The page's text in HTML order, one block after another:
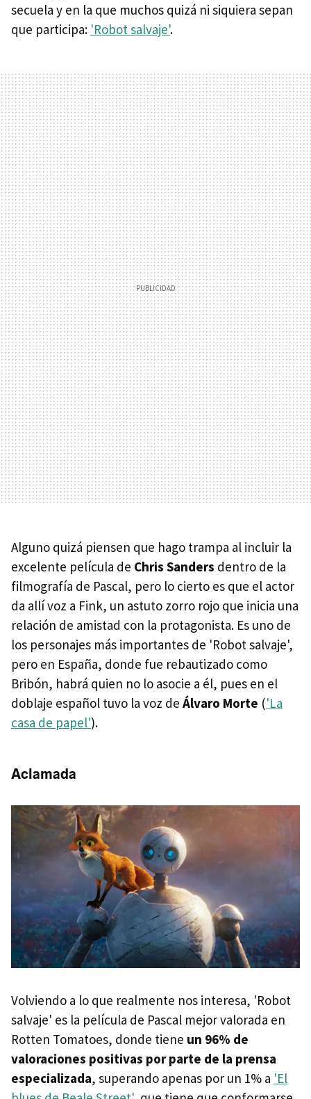
secuela y en la que muchos quizá ni siquiera sepan
que participa: 'Robot salvaje'.
Alguno quizá piensen que hago trampa al incluir la
excelente película de Chris Sanders dentro de la
filmografía de Pascal, pero lo cierto es que el actor
da allí voz a Fink, un astuto zorro rojo que inicia una
relación de amistad con la protagonista. Es uno de
los personajes más importantes de 'Robot salvaje',
pero en España, donde fue rebautizado como
Bribón, habrá quien no lo asocie a él, pues en el
doblaje español tuvo la voz de Álvaro Morte ('La
casa de papel').
Aclamada
Volviendo a lo que realmente nos interesa, 'Robot
salvaje' es la película de Pascal mejor valorada en
Rotten Tomatoes, donde tiene un 96% de
valoraciones positivas por parte de la prensa
especializada, superando apenas por un 1% a 'El